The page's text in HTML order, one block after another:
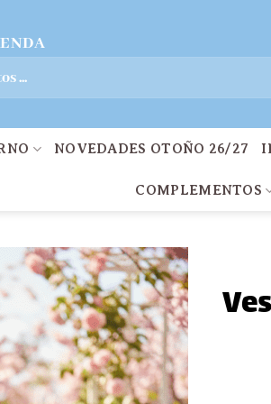
NOVEDADES OTOÑO 26/27
COMPLEMENTOS